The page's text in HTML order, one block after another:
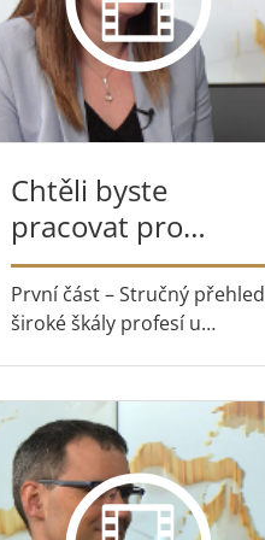
Chtěli byste
pracovat pro
Soudní dvůr?
První část – Stručný přehled
široké škály profesí u
zajištění hladkého chodu
evropské justice Druhá část
– Naše personalistka
Adelina Demian
představuje p...